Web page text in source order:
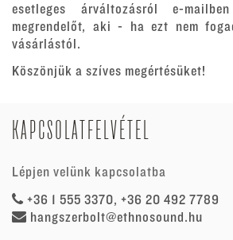
esetleges árváltozásról e-
megrendelőt, aki - ha ezt nem
vásárlástól.
Köszönjük a szíves megértésüket!
KAPCSOLATFELVÉTEL
Lépjen velünk kapcsolatba
+36 1 555 3370, +36 20 492 7789
hangszerbolt@ethnosound.hu